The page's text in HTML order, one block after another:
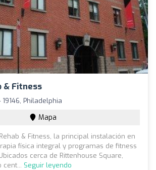
& Fitness
Philadelphia
Mapa
& Fitness, la principal instalación en
física integral y programas de fitness
cerca de Rittenhouse Square,
cent... Seguir leyendo